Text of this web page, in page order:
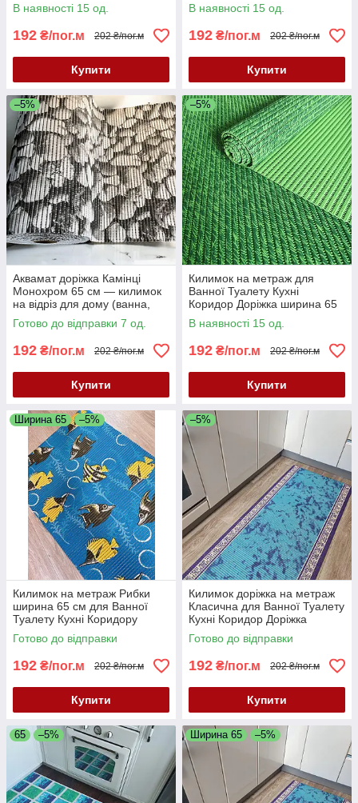
В наявності 15 од.
192 ₴/пог.м 202 ₴/пог.м
Купити
В наявності 15 од.
192 ₴/пог.м 202 ₴/пог.м
Купити
–5%
Аквамат доріжка Камінці
Монохром 65 см — килимок
на відріз для дому (ванна,
кухня, коридор)
Готово до відправки 7 од.
192 ₴/пог.м 202 ₴/пог.м
Купити
–5%
Килимок на метраж для
Ванної Туалету Кухні
Коридор Доріжка ширина 65
см Аквамат
В наявності 15 од.
192 ₴/пог.м 202 ₴/пог.м
Купити
Ширина 65 –5%
Килимок на метраж Рибки
ширина 65 см для Ванної
Туалету Кухні Коридору
Доріжка Аквамат
Готово до відправки
192 ₴/пог.м 202 ₴/пог.м
Купити
–5%
Килимок доріжка на метраж
Класична для Ванної Туалету
Кухні Коридор Доріжка
ширина 65 см Аквамат
Готово до відправки
192 ₴/пог.м 202 ₴/пог.м
Купити
65 –5% Ширина 65 –5%